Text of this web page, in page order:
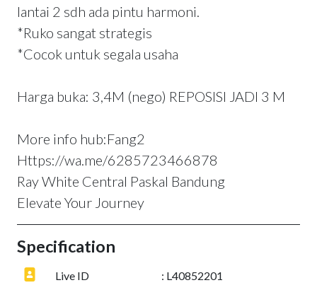
lantai 2 sdh ada pintu harmoni.
*Ruko sangat strategis
*Cocok untuk segala usaha
Harga buka: 3,4M (nego) REPOSISI JADI 3 M
More info hub:Fang2
Https://wa.me/6285723466878
Ray White Central Paskal Bandung
Elevate Your Journey
Specification
Live ID : L40852201